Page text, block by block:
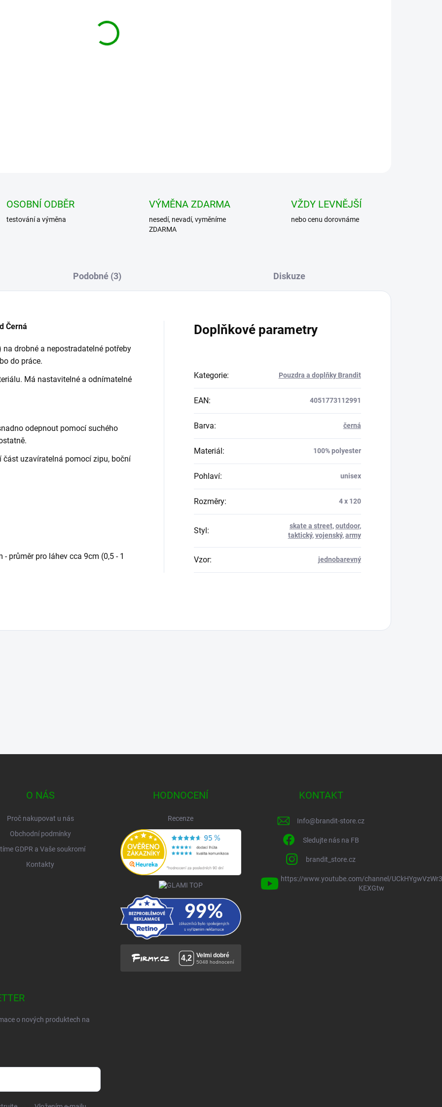
OSOBNÍ ODBĚR
testování a výměna
VÝMĚNA ZDARMA
nesedí, nevadí, vyměníme
ZDARMA
VŽDY LEVNĚJŠÍ
nebo cenu dorovnáme
Podobné (3) Diskuze
Černá
drobné a nepostradatelné potřeby
do práce.
Má nastavitelné a odnímatelné
odepnout pomocí suchého
část uzavíratelná pomocí zipu, boční
pro láhev cca 9cm (0,5 - 1
Doplňkové parametry
Kategorie: Pouzdra a doplňky Brandit
EAN: 4051773112991
Barva: černá
Materiál: 100% polyester
Pohlaví: unisex
Rozměry: 4 x 120
Styl: skate a street,outdoor,
taktický,vojenský,army
Vzor: jednobarevný
O NÁS
Proč nakupovat u nás
Obchodní podmínky
GDPR a Vaše soukromí
Kontakty
HODNOCENÍ
Recenze
KONTAKT
Info@brandit-store.cz
Sledujte nás na FB
brandit_store.cz
https://www.youtube.com/channel/
KEXGtw
o nových produktech na